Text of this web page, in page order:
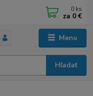
Menu
Hľadať
0 ks
za 0 €